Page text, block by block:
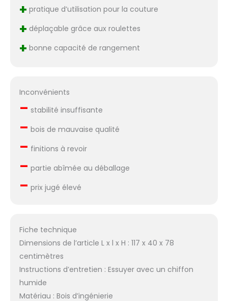
+ pratique d’utilisation pour la couture
+ déplaçable grâce aux roulettes
+ bonne capacité de rangement
Inconvénients
– stabilité insuffisante
– bois de mauvaise qualité
– finitions à revoir
– partie abîmée au déballage
– prix jugé élevé
Fiche technique
Dimensions de l’article L x l x H : 117 x 40 x 78
centimètres
Instructions d’entretien : Essuyer avec un chiffon
humide
Matériau : Bois d’ingénierie